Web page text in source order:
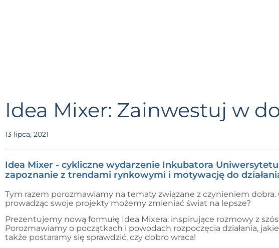
Idea Mixer: Zainwestuj w
13 lipca, 2021
Idea Mixer - cykliczne wydarzenie Inkubatora
zapoznanie z trendami rynkowymi i motywację do
Tym razem porozmawiamy na tematy związane z czynieniem
prowadząc swoje projekty możemy zmieniać świat na lepsze?
Prezentujemy nową formułę Idea Mixera: inspirujące rozmowy z
Porozmawiamy o początkach i powodach rozpoczęcia działania,
także postaramy się sprawdzić, czy dobro wraca!